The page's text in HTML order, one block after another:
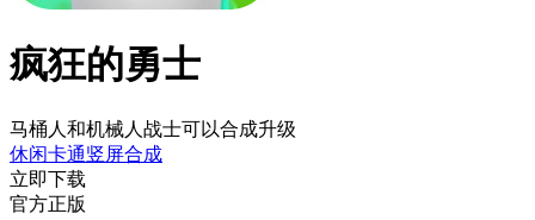
疯狂的勇士
马桶人和机械人战士可以合成升级
休闲卡通竖屏合成
立即下载
官方正版